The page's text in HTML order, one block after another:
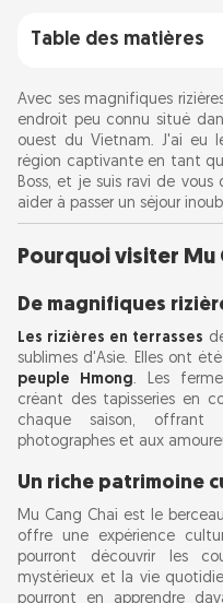
Table des matières
Pourquoi visiter Mu
De magnifiques
Un riche patrimoine
Meilleure période
Comment s'y rendre
Où séjourner
Attractions
Vallée de Tu Le
Villages locaux
Col de Khau Pha
Activités à pratiquer
Trekking
Avec ses magnifiques
endroit peu connu situé
ouest du Vietnam. J'ai eu
région captivante en tant
Boss, et je suis ravi de vous
aider à passer un séjour
Pourquoi visiter Mu
De magnifiques
Les rizières en terrasses
sublimes d'Asie. Elles ont
peuple Hmong. Les
créant des tapisseries en
chaque saison, offrant
photographes et aux
Un riche patrimoine
Mu Cang Chai est le
offre une expérience
pourront découvrir les
mystérieux et la vie
pourront en apprendre